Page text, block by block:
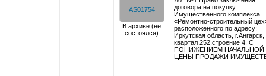
AS01754
В архиве (не
состоялся)
договора на покупку
Имущественного комплекса
«Ремонтно-строительный
расположенного по адресу:
Иркутская область, г.Ангарск,
квартал 252,строение 4. С
ПОНИЖЕНИЕМ НАЧАЛЬНОЙ
ЦЕНЫ ПРОДАЖИ